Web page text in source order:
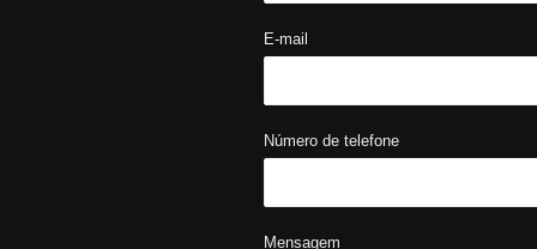
E-mail
Número de telefone
Mensagem